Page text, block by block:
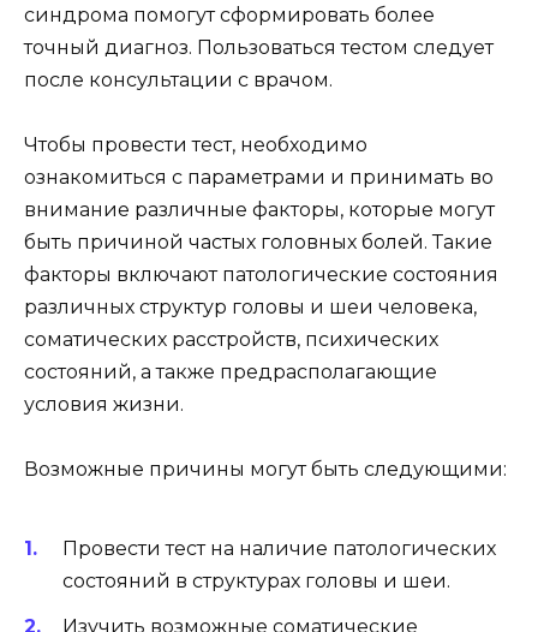
синдрома помогут сформировать более
точный диагноз. Пользоваться тестом следует
после консультации с врачом.
Чтобы провести тест, необходимо
ознакомиться с параметрами и принимать во
внимание различные факторы, которые могут
быть причиной частых головных болей. Такие
факторы включают патологические состояния
различных структур головы и шеи человека,
соматических расстройств, психических
состояний, а также предрасполагающие
условия жизни.
Возможные причины могут быть следующими:
Провести тест на наличие патологических
состояний в структурах головы и шеи.
Изучить возможные соматические